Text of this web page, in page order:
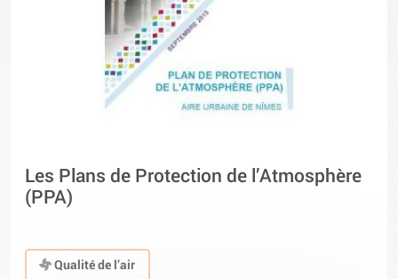
Les Plans de Protection de l’Atmosphère
(PPA)
Qualité de l’air